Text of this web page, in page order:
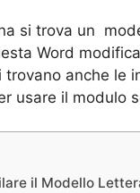
si trova un
Word
trovano anche le
usare il modulo
il Modello